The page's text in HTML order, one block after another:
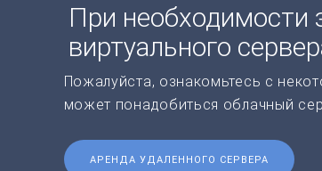
При необходимости
виртуального
Пожалуйста, ознакомьтесь с
может понадобиться облачный
АРЕНДА УДАЛЕННОГО СЕРВЕРА